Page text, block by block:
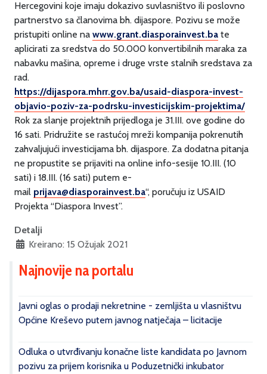
Hercegovini koje imaju dokazivo suvlasništvo ili poslovno
partnerstvo sa članovima bh. dijaspore. Pozivu se može
pristupiti online na www.grant.diasporainvest.ba te
aplicirati za sredstva do 50.000 konvertibilnih maraka za
nabavku mašina, opreme i druge vrste stalnih sredstava za
rad.
https://dijaspora.mhrr.gov.ba/usaid-diaspora-invest-
objavio-poziv-za-podrsku-investicijskim-projektima/
Rok za slanje projektnih prijedloga je 31.III. ove godine do
16 sati. Pridružite se rastućoj mreži kompanija pokrenutih
zahvaljujući investicijama bh. dijaspore. Za dodatna pitanja
ne propustite se prijaviti na online info-sesije 10.III. (10
sati) i 18.III. (16 sati) putem e-
mail prijava@diasporainvest.ba“, poručuju iz USAID
Projekta “Diaspora Invest”.
Detalji
Kreirano: 15 Ožujak 2021
Najnovije na portalu
Javni oglas o prodaji nekretnine - zemljišta u vlasništvu
Općine Kreševo putem javnog natječaja – licitacije
Odluka o utvrđivanju konačne liste kandidata po Javnom
pozivu za prijem korisnika u Poduzetnički inkubator